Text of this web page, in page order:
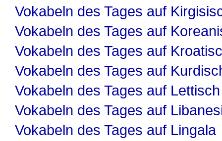
Vokabeln des Tages auf
Vokabeln des Tages auf
Vokabeln des Tages auf
Vokabeln des Tages auf
Vokabeln des Tages auf Lettisch
Vokabeln des Tages auf
Vokabeln des Tages auf Lingala